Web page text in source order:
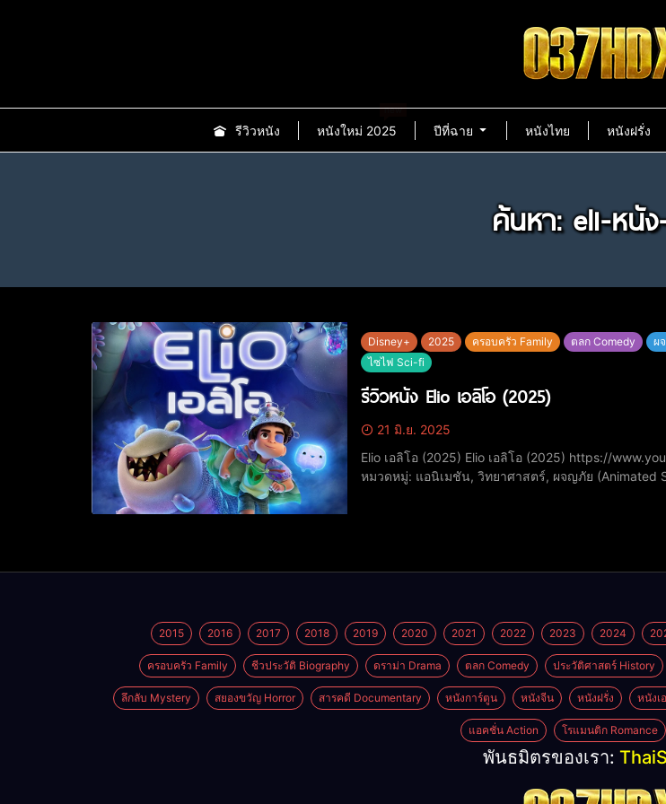
รีวิวหนัง หนังใหม่ 2025
new
ปีที่ฉาย หนังไทย หนังฝรั่ง
ค้นหา: eli-หนั
Disney+ 2025 ครอบครัว Family ตลก Comedy ผ
ไซไฟ Sci-fi
รีวิวหนัง Elio เอลิโอ (2025)
21 มิ.ย. 2025
Elio เอลิโอ (2025) Elio เอลิโอ (2025) https://www.youtube.com/watch?v=uGhzpxn3MX4 ชื่อหนัง: Elio / เอลิโอ ปีที่ฉาย: 2025
หมวดหมู่: แอนิเมชัน, วิทยาศาสตร์, ผจญภัย (Animated
2015 2016 2017 2018 2019 2020 2021 2022 2023 2024
ครอบครัว Family ชีวประวัติ Biography ดราม่า Drama ตลก Comedy ประวัติศาสตร์ History
ลึกลับ Mystery สยองขวัญ Horror สารคดี Documentary หนังการ์ตูน หนังจีน หนังฝรั่ง หนังเ
แอคชั่น Action โรแมนติก Romance
พันธมิตรของเรา: